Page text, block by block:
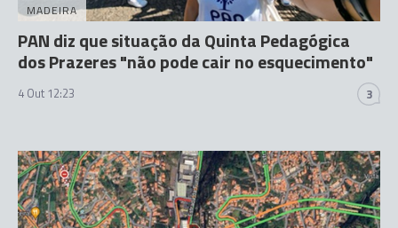
MADEIRA
PAN diz que situação da Quinta Pedagógica
dos Prazeres "não pode cair no esquecimento"
4 Out 12:23 3